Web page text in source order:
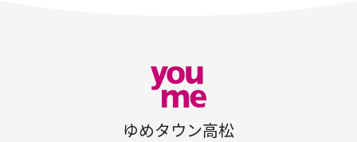
ゆめタウン高松